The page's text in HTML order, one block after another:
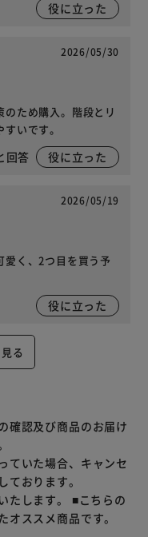
役に立った
2026/05/30
ため購入。階段とリ
いです。
回答 役に立った
2026/05/19
愛く、2つ目を買う予
役に立った
る
確認及び商品のお届け
ていた場合、キャンセ
おります。
たします。 ■こちらの
ススメ商品です。